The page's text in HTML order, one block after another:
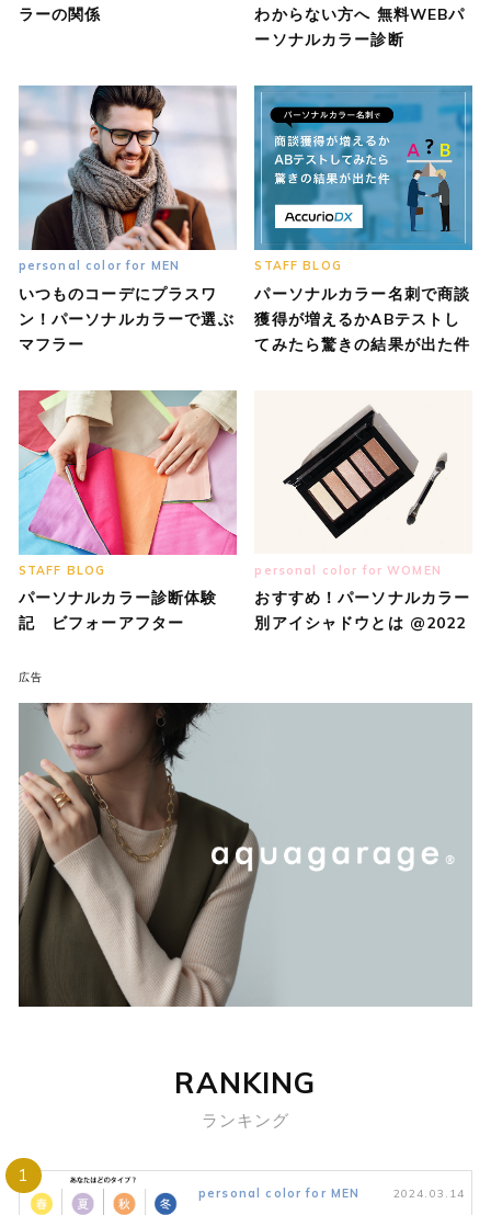
ラーの関係
わからない方へ 無料WEBパ
ーソナルカラー診断
personal color for MEN
いつものコーデにプラスワ
ン！パーソナルカラーで選ぶ
マフラー
STAFF BLOG
パーソナルカラー名刺で商談
獲得が増えるかABテストし
てみたら驚きの結果が出た件
STAFF BLOG
パーソナルカラー診断体験
記 ビフォーアフター
personal color for WOMEN
おすすめ！パーソナルカラー
別アイシャドウとは @2022
広告
RANKING
ランキング
1
personal color for MEN 2024.03.14